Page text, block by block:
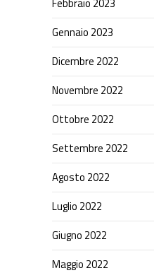
Gennaio 2023
Dicembre 2022
Novembre 2022
Ottobre 2022
Settembre 2022
Agosto 2022
Luglio 2022
Giugno 2022
Maggio 2022